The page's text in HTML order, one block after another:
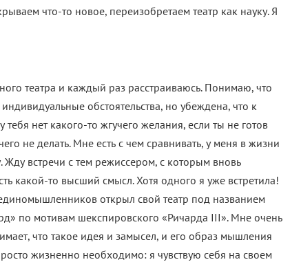
что-то новое, переизобретаем театр как науку. Я
театра и каждый раз расстраиваюсь. Понимаю, что
обстоятельства, но убеждена, что к
тебя нет какого-то жгучего желания, если ты не готов
не делать. Мне есть с чем сравнивать, у меня в жизни
Жду встречи с тем режиссером, с которым вновь
какой-то высший смысл. Хотя одного я уже встретила!
открыл свой театр под названием
по мотивам шекспировского «Ричарда III». Мне очень
что такое идея и замысел, и его образ мышления
жизненно необходимо: я чувствую себя на своем